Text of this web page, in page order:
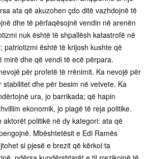
ata që akuzohen çdo ditë vazhdojnë të
dhe të përfaqësojnë vendin në arenën
nuk është të shpallësh katastrofë në
patriotizmi është të krijosh kushte që
mirë dhe që vendi të ecë përpara.
për profetë të rrënimit. Ka nevojë për
dhe për besim në vetvete. Ka
ura, jo barrikada; që hapin
ekonomik, jo plagë të reja politike.
aktorët politikë në dy kategori: ata që
Mbështetësit e Edi Ramës
si pjesë e brezit që kërkoi ta